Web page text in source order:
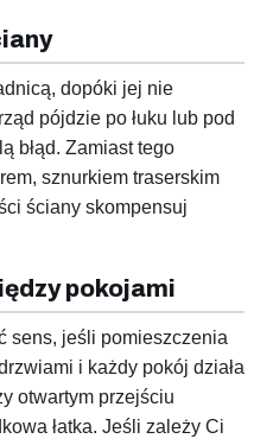
dopóki jej nie
pójdzie po łuku lub pod
błąd. Zamiast tego
sznurkiem traserskim
ściany skompensuj
pokojami
sens, jeśli pomieszczenia
i każdy pokój działa
otwartym przejściu
łatka. Jeśli zależy Ci